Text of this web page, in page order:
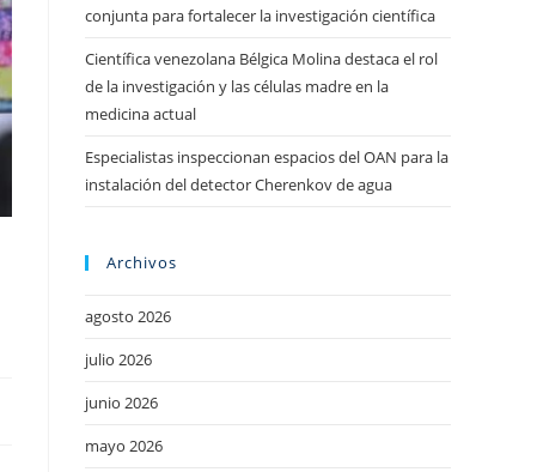
conjunta para fortalecer la investigación científica
Científica venezolana Bélgica Molina destaca el rol
de la investigación y las células madre en la
medicina actual
Especialistas inspeccionan espacios del OAN para la
instalación del detector Cherenkov de agua
Archivos
agosto 2026
julio 2026
junio 2026
mayo 2026